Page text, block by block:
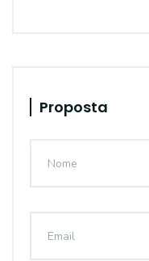
Proposta